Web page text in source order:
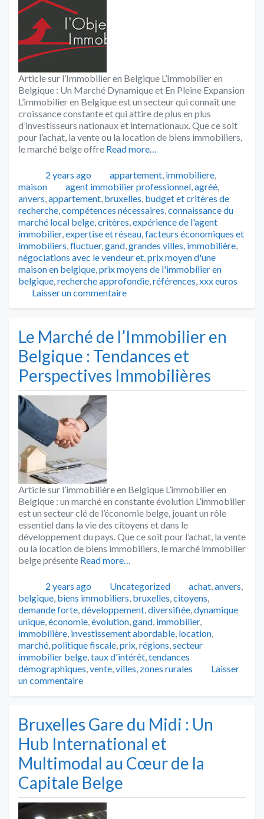
Article sur l’Immobilier en Belgique L’Immobilier en
Belgique : Un Marché Dynamique et En Pleine Expansion
L’immobilier en Belgique est un secteur qui connaît une
croissance constante et qui attire de plus en plus
d’investisseurs nationaux et internationaux. Que ce soit
pour l’achat, la vente ou la location de biens immobiliers,
le marché belge offre Read more…
Publié2 years ago Catégories
appartement, immobiliere,
maison
Tags
agent immobilier professionnel,agréé,
anvers,appartement, bruxelles, budget et critères de
recherche,compétences nécessaires,connaissance du
marché local belge,critères,expérience de l'agent
immobilier,expertise et réseau,facteurs économiques et
immobiliers,fluctuer,gand,grandes villes, immobilière,
négociations avec le vendeur et,prix moyen d'une
maison en belgique,prix moyens de l'immobilier en
belgique,recherche approfondie,références,xxx euros
Laisser un commentaire
Le Marché de l’Immobilier en
Belgique : Tendances et
Perspectives Immobilières
Article sur l’immobilière en Belgique L’immobilier en
Belgique : un marché en constante évolution L’immobilier
est un secteur clé de l’économie belge, jouant un rôle
essentiel dans la vie des citoyens et dans le
développement du pays. Que ce soit pour l’achat, la vente
ou la location de biens immobiliers, le marché immobilier
belge présente Read more…
Publié2 years ago Catégories
Uncategorized Tags
achat,anvers,
belgique, biens immobiliers, bruxelles,citoyens,
demande forte,développement,diversifiée,dynamique
unique,économie,évolution,gand, immobilier,
immobilière, investissement abordable, location,
marché,politique fiscale,prix,régions,secteur
immobilier belge,taux d'intérêt,tendances
démographiques,vente,villes, zones rurales
Laisser
un commentaire
Bruxelles Gare du Midi : Un
Hub International et
Multimodal au Cœur de la
Capitale Belge